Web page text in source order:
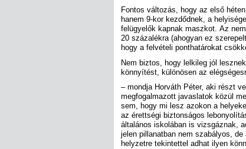
Fontos változás, hogy az első
hanem 9-kor kezdődnek, a
felügyelők kapnak maszkot. Az
20 százalékra (ahogyan ez
hogy a felvételi ponthatárokat
Nem biztos, hogy lelkileg jól
könnyítést, különösen az
– mondja Horváth Péter, aki részt
megfogalmazott javaslatok közül
sem, hogy mi lesz azokon a
az érettségi biztonságos
általános iskolában is vizsgáznak,
jelen pillanatban nem szabályos,
helyzetre tekintettel adhat ilyen